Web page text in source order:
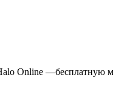
Online —бесплатную